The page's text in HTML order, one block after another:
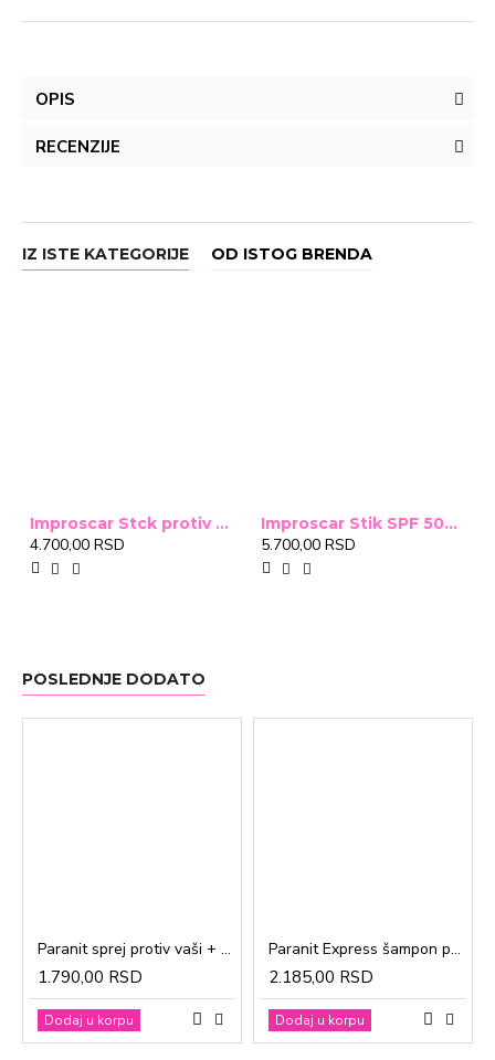
OPIS
RECENZIJE
IZ ISTE KATEGORIJE OD ISTOG BRENDA
Improscar Stck protiv ožiljaka 4,6g
4.700,00 RSD
Improscar Stik SPF 50+ Conceal 6,9g (tonirani)
5.700,00 RSD
POSLEDNJE DODATO
Paranit sprej protiv vaši + češalj 100ml
1.790,00 RSD
Dodaj u korpu
Paranit Express šampon protiv vaši + češalj 200ml
2.185,00 RSD
Dodaj u korpu